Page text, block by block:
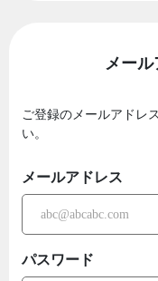
メー
ご登録のメールアドレ
い。
メールアドレス
パスワード